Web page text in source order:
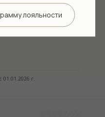
01.01.2026 г.
лояльности